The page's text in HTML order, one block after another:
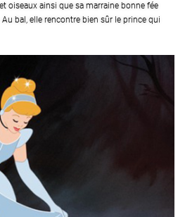
oiseaux ainsi que sa marraine bonne fée
bal, elle rencontre bien sûr le prince qui